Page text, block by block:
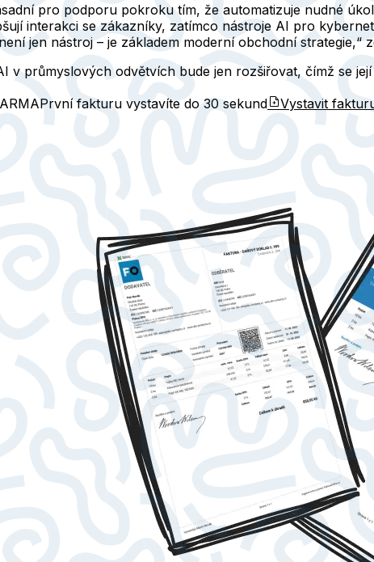
pro podporu pokroku tím, že automatizuje nudné
interakci se zákazníky, zatímco nástroje AI pro
jen nástroj – je základem moderní obchodní
v průmyslových odvětvích bude jen rozšiřovat, čímž se
První fakturu vystavíte do 30 sekund Vystavit